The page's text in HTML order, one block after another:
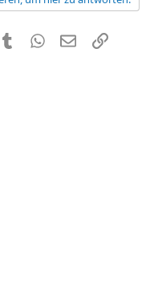
Tumblr WhatsApp
E-MailLink